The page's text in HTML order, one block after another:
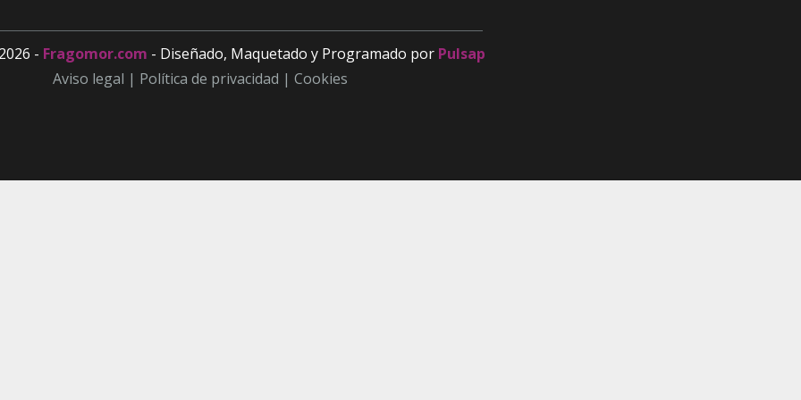
- Fragomor.com - Diseñado, Maquetado y Programado por Pulsap
Aviso legal | Política de privacidad | Cookies